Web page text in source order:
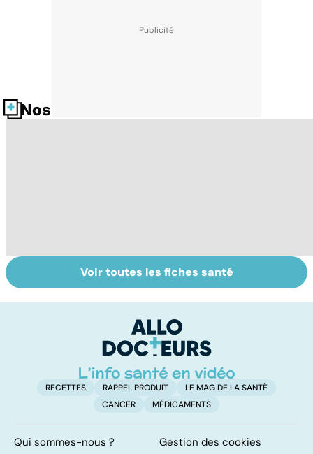
Nos fiches santé
drépanocytose,
Myopathie de
Duchenne : la
l'enfant la plus
fréquente
Voir toutes les fiches santé
RECETTES RAPPEL PRODUIT
LE MAG DE LA SANTÉ
CANCER
MÉDICAMENTS
Qui sommes-nous ?
Gestion des cookies